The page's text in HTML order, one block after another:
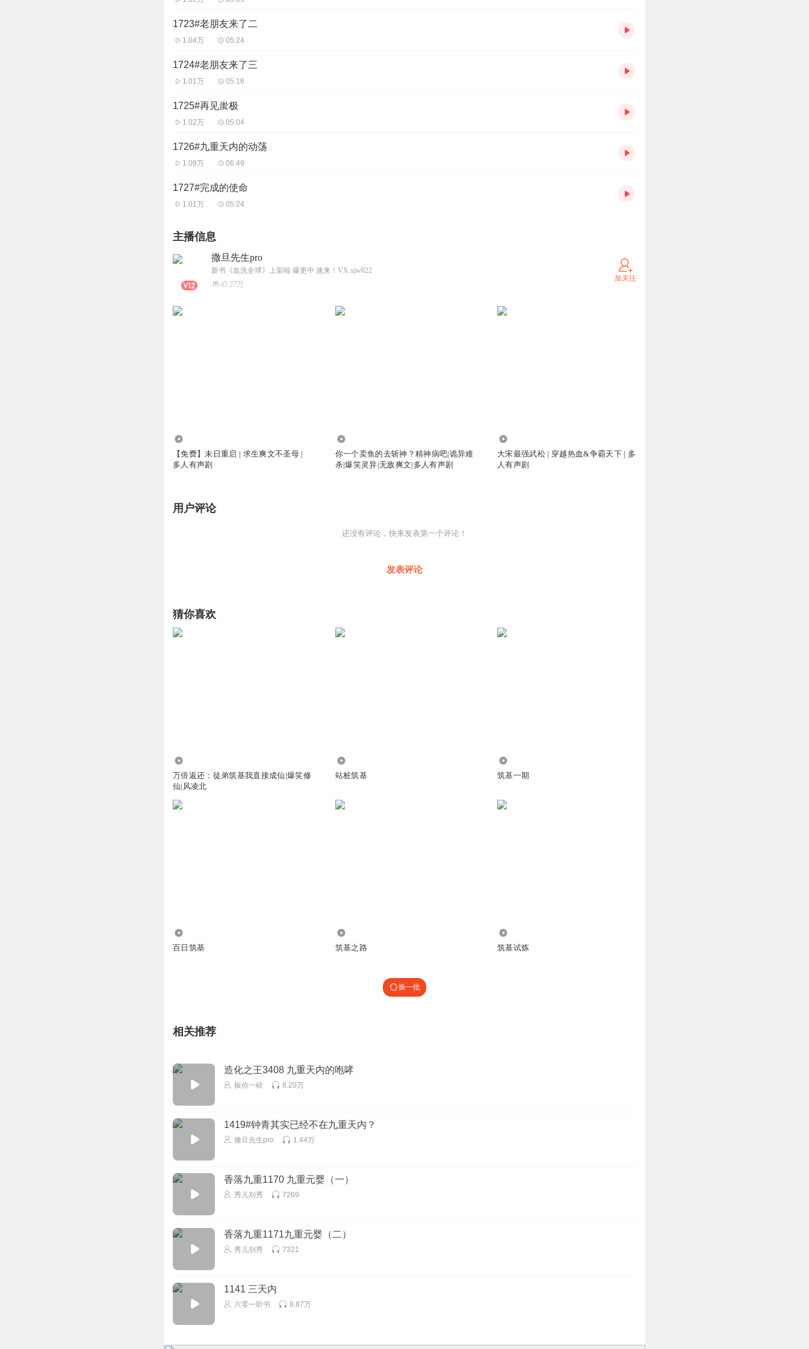
1723#老朋友来了二
1.04万 05:24
1724#老朋友来了三
1.01万 05:16
1725#再见蚩极
1.02万 05:04
1726#九重天内的动荡
1.08万 06:49
1727#完成的使命
1.01万 05:24
主播信息
撒旦先生pro
新书《血洗全球》上架啦 爆更中 速来！VX xjw022
45.27万
加关注
【免费】末日重启 | 求生爽文不圣母 |
多人有声剧
你一个卖鱼的去斩神？精神病吧|诡异难
杀|爆笑灵异|无敌爽文|多人有声剧
大宋最强武松 | 穿越热血&争霸天下 | 多
人有声剧
用户评论
还没有评论，快来发表第一个评论！
发表评论
猜你喜欢
万倍返还：徒弟筑基我直接成仙|爆笑修
仙|风凌北
站桩筑基 筑基一期
百日筑基 筑基之路 筑基试炼
换一批
相关推荐
造化之王3408 九重天内的咆哮
板你一砖 8.20万
1419#钟青其实已经不在九重天内？
撒旦先生pro 1.44万
香落九重1170 九重元婴（一）
秀儿别秀 7269
香落九重1171九重元婴（二）
秀儿别秀 7321
1141 三天内
六零一听书 8.87万